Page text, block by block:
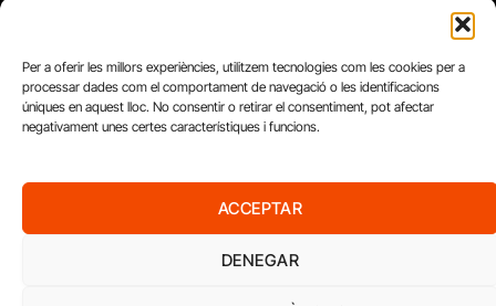
Per a oferir les millors experiències, utilitzem tecnologies com les cookies per a
processar dades com el comportament de navegació o les identificacions
úniques en aquest lloc. No consentir o retirar el consentiment, pot afectar
negativament unes certes característiques i funcions.
ACCEPTAR
DENEGAR